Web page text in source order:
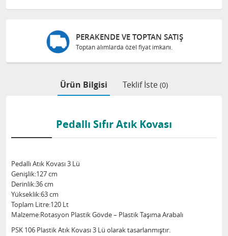
PERAKENDE VE TOPTAN SATIŞ
Toptan alımlarda özel fiyat imkanı.
Ürün Bilgisi Teklif İste (0)
Pedallı Sıfır Atık Kovası
Pedallı Atık Kovası 3 Lü
Genişlik:127 cm
Derinlik:36 cm
Yükseklik:63 cm
Toplam Litre:120 Lt
Malzeme:Rotasyon Plastik Gövde – Plastik Taşıma Arabalı
PSK 106 Plastik Atık Kovası 3 Lü olarak tasarlanmıştır.